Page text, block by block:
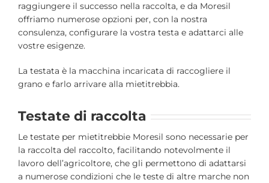
raggiungere il successo nella raccolta, e da Moresil
offriamo numerose opzioni per, con la nostra
consulenza, configurare la vostra testa e adattarci alle
vostre esigenze.
La testata è la macchina incaricata di raccogliere il
grano e farlo arrivare alla mietitrebbia.
Testate di raccolta
Le testate per mietitrebbie Moresil sono necessarie per
la raccolta del raccolto, facilitando notevolmente il
lavoro dell’agricoltore, che gli permettono di adattarsi
a numerose condizioni che le teste di altre marche non